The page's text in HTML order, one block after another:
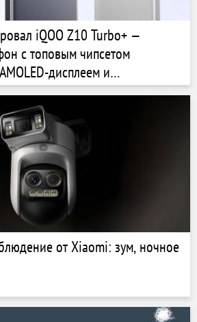
iQOO Z10 Turbo+ —
с топовым чипсетом
дисплеем и
8000 мАч
от Xiaomi: зум, ночное